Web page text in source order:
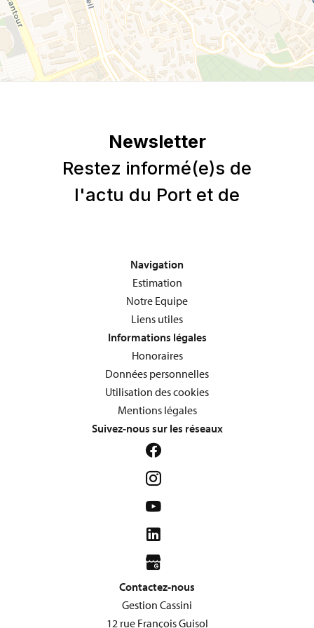
Navigation
Estimation
Notre Equipe
Liens utiles
Informations légales
Honoraires
Données personnelles
Utilisation des cookies
Mentions légales
Suivez-nous sur les réseaux
Contactez-nous
Gestion Cassini
12 rue François Guisol